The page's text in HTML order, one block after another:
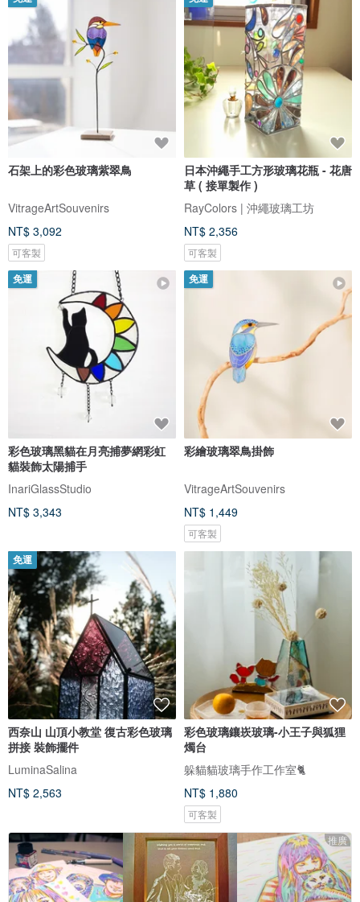
石架上的彩色玻璃紫翠鳥
VitrageArtSouvenirs
NT$ 3,092
可客製
日本沖繩手工方形玻璃花瓶 - 花唐
草 ( 接單製作 )
RayColors | 沖繩玻璃工坊
NT$ 2,356
可客製
免運
彩色玻璃黑貓在月亮捕夢網彩虹
貓裝飾太陽捕手
InariGlassStudio
NT$ 3,343
免運
彩繪玻璃翠鳥掛飾
VitrageArtSouvenirs
NT$ 1,449
可客製
免運
西奈山 山頂小教堂 復古彩色玻璃
拼接 裝飾擺件
LuminaSalina
NT$ 2,563
彩色玻璃鑲崁玻璃-小王子與狐狸
燭台
躲貓貓玻璃手作工作室🐈
NT$ 1,880
可客製
推廣